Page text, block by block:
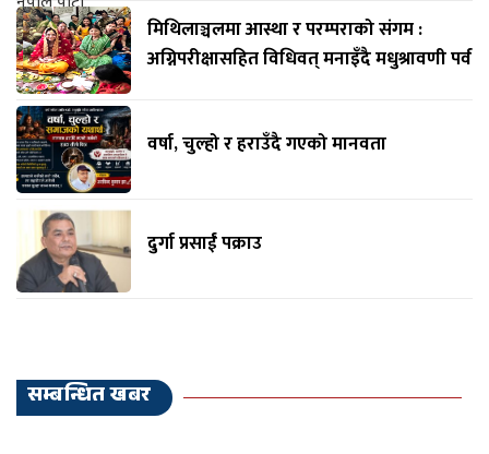
मिथिलाञ्चलमा आस्था र परम्पराको संगम :
अग्निपरीक्षासहित विधिवत् मनाइँदै मधुश्रावणी पर्व
वर्षा, चुल्हो र हराउँदै गएको मानवता
दुर्गा प्रसाईं पक्राउ
सम्बन्धित खबर